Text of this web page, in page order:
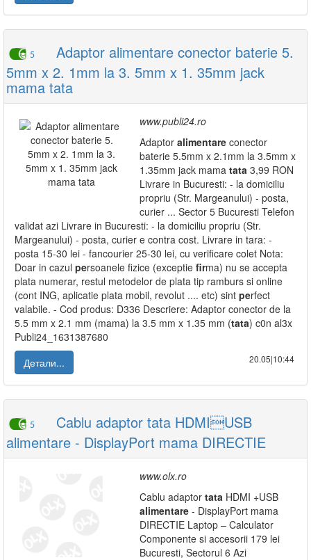
5
Adaptor alimentare conector baterie 5.
5mm x 2. 1mm la 3. 5mm x 1. 35mm jack
mama tata
www.publi24.ro
Adaptor alimentare conector
baterie 5.5mm x 2.1mm la 3.5mm x
1.35mm jack mama tata 3,99 RON
Livrare in Bucuresti: - la domiciliu
propriu (Str. Margeanului) - posta,
curier ... Sector 5 Bucuresti Telefon
validat azi Livrare in Bucuresti: - la domiciliu propriu (Str.
Margeanului) - posta, curier e contra cost. Livrare in tara: -
posta 15-30 lei - fancourier 25-30 lei, cu verificare colet Nota:
Doar in cazul persoanele fizice (exceptie firma) nu se accepta
plata numerar, restul metodelor de plata tip ramburs si online
(cont ING, aplicatie plata mobil, revolut .... etc) sint perfect
valabile. - Cod produs: D336 Descriere: Adaptor conector de la
5.5 mm x 2.1 mm (mama) la 3.5 mm x 1.35 mm (tata) c0n al3x
Publi24_1631387680
Детали...
20.05|10:44
5
Cablu adaptor tata HDMIUSB
alimentare - DisplayPort mama DIRECTIE
www.olx.ro
Cablu adaptor tata HDMI +USB
alimentare - DisplayPort mama
DIRECTIE Laptop – Calculator
Componente si accesorii 179 lei
Bucuresti, Sectorul 6 Azi